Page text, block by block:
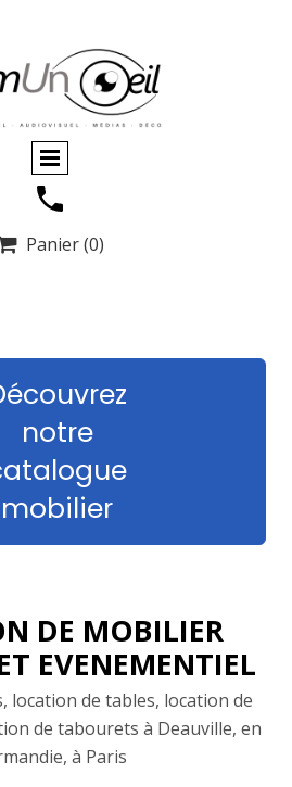
Panier(0)
notre
mobilier
DE MOBILIER
EVENEMENTIEL
location de tables, location de
de tabourets à Deauville, en
à Paris